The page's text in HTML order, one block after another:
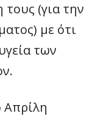
(για την
με ότι
των